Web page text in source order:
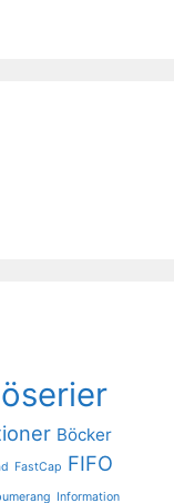
Böcker
FastCap FIFO
Information